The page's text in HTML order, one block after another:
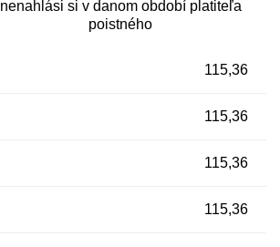
nenahlási si v danom období platiteľa
poistného
115,36
115,36
115,36
115,36